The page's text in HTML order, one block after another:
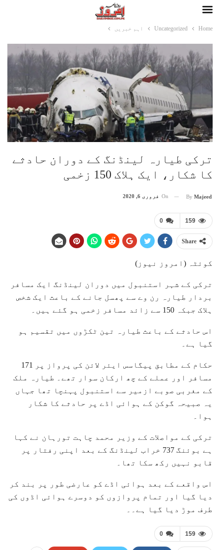
Home
Uncategorized اہم خبریں
ترکی طیارہ لینڈنگ کے دوران حادثے
کا شکار، ایک ہلاک 150 زخمی
By Majeed
On فروری 6, 2020
0 159
Share
کوئٹہ (امروز نیوز)
ترکی کے شہر استنبول میں دوران لینڈنگ ایک مسافر
بردار طیارہ رن وے سے پھسل جانے کے باعث ایک شخص
ہلاک جبکہ 150 سے زائد مسافر زخمی ہو گئے ہیں۔
اس حادثے کے باعث طیارہ تین ٹکڑوں میں تقسیم ہو
گیا ہے۔
حکام کے مطابق پیگاسس ایئر لائن کی پرواز پر 171
مسافر اور عملے کے چھ ارکان سوار تھے۔ طیارہ ملک
کے مغربی صوبے ازمیر سے استنبول پہنچا تھا جہاں
یہ صبیحہ گوکن کے ہوائی اڈے پر حادثے کا شکار
ہوا۔
ترکی کے مواصلات کے وزیر محمد چاہت تورہان نے کہا
ہے بوئنگ 737 خراب لینڈنگ کے بعد اپنی رفتار پر
قابو نہیں رکھ سکا تھا۔
اس واقعے کے بعد ہوائی اڈے کو عارضی طور پر بند کر
دیا گیا اور تمام پروازوں کو دوسرے ہوائی اڈوں کی
طرف موڑ دیا گیا ہے۔۔
0 159